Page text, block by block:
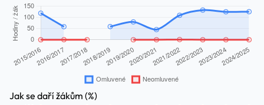
Jak se daří žákům (%)